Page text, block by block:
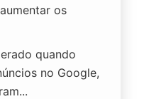
os
quando
no Google,